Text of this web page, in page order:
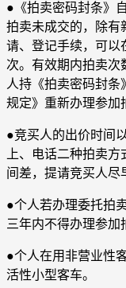
●《拍卖密码封条》
拍卖未成交的，除有
请、登记手续，可以
次。有效期内拍卖次
人持《拍卖密码封条
规定》重新办理参加
●竞买人的出价时间
上、电话二种拍卖
间差，提请竞买人尽
●个人若办理委托拍
三年内不得办理参加
●个人在用非营业性
活性小型客车。